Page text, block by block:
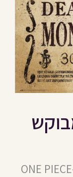
ONE